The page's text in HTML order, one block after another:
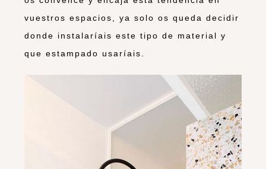
vuestros espacios, ya solo os queda decidir
donde instalaríais este tipo de material y
que estampado usaríais.